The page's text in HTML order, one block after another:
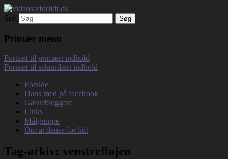
vidanserforlidt.dk
Debatterende tekster med filosofisk tilsnit
om hverdagens glæder og genvordigheder
Søg
Primær menu
Fortsæt til primært indhold
Fortsæt til sekundært indhold
Forside
Dans med på facebook
Gæstebloggere
Links
Målgruppe
Om at danse for lidt
Tag-arkiv: venstrefløjen